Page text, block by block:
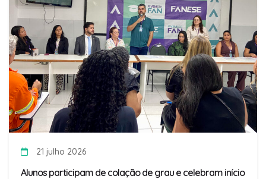
21 julho 2026
Alunos participam de colação de grau e celebram início